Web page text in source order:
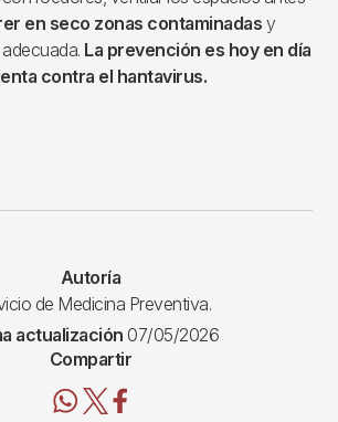
en seco zonas contaminadas y
La prevención es hoy en día
contra el hantavirus.
Autoría
de Medicina Preventiva.
actualización 07/05/2026
Compartir